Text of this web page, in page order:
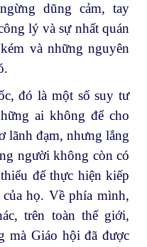
dũng cảm, tay
lý và sự nhất quán
và những nguyên
đó là một số suy tư
ai không để cho
lãnh đạm, nhưng lắng
người không còn có
để thực hiện kiếp
họ. Về phía mình,
trên toàn thế giới,
mà Giáo hội đã được